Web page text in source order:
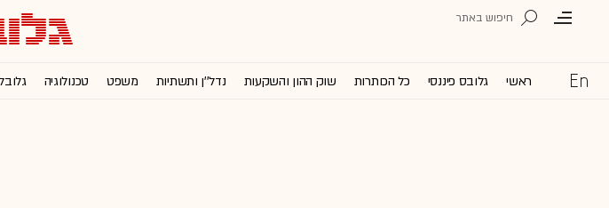
ראשי גלובס פיננסי כל הכותרות שוק ההון והשקעות נדל''ן ותשתיות משפט טכנולוגיה